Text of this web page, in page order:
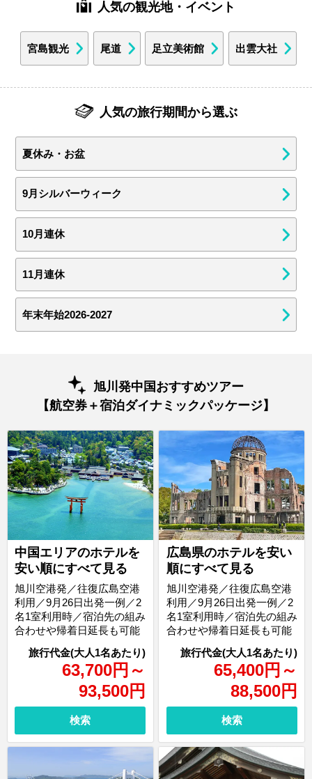
人気の観光地・イベント
宮島観光 尾道 足立美術館 出雲大社
人気の旅行期間から選ぶ
夏休み・お盆
9月シルバーウィーク
10月連休
11月連休
年末年始2026-2027
旭川発中国おすすめツアー
【航空券＋宿泊ダイナミックパッケージ】
中国エリアのホテルを
安い順にすべて見る
63,700円 ～
93,500円
旭川空港発／往復広島空港
利用／9月26日出発一例／2
名1室利用時／宿泊先の組み
合わせや帰着日延長も可能
検索
広島県のホテルを安い
順にすべて見る
65,400円 ～
88,500円
旭川空港発／往復広島空港
利用／9月26日出発一例／2
名1室利用時／宿泊先の組み
合わせや帰着日延長も可能
検索